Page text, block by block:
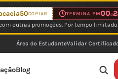
COPIAR TERMINA EM00d
outras promoções. Por tempo
Área do EstudanteValidar
Blog